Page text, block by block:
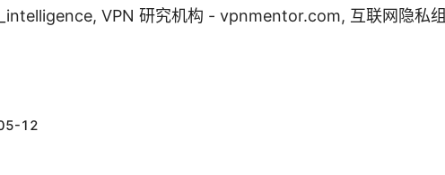
VPN 研究机构 - vpnmentor.com, 互联网隐私组
12